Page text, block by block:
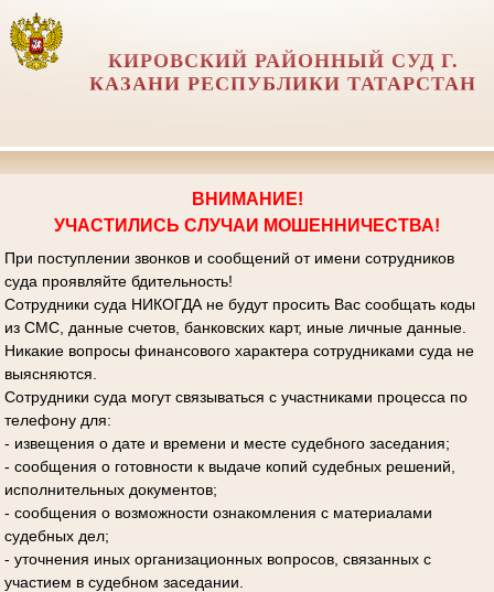
КИРОВСКИЙ РАЙОННЫЙ СУД Г.
КАЗАНИ РЕСПУБЛИКИ ТАТАРСТАН
ВНИМАНИЕ!
УЧАСТИЛИСЬ СЛУЧАИ МОШЕННИЧЕСТВА!
При поступлении звонков и сообщений от имени сотрудников
суда проявляйте бдительность!
Сотрудники суда НИКОГДА не будут просить Вас сообщать коды
из СМС, данные счетов, банковских карт, иные личные данные.
Никакие вопросы финансового характера сотрудниками суда не
выясняются.
Сотрудники суда могут связываться с участниками процесса по
телефону для:
- извещения о дате и времени и месте судебного заседания;
- сообщения о готовности к выдаче копий судебных решений,
исполнительных документов;
- сообщения о возможности ознакомления с материалами
судебных дел;
- уточнения иных организационных вопросов, связанных с
участием в судебном заседании.